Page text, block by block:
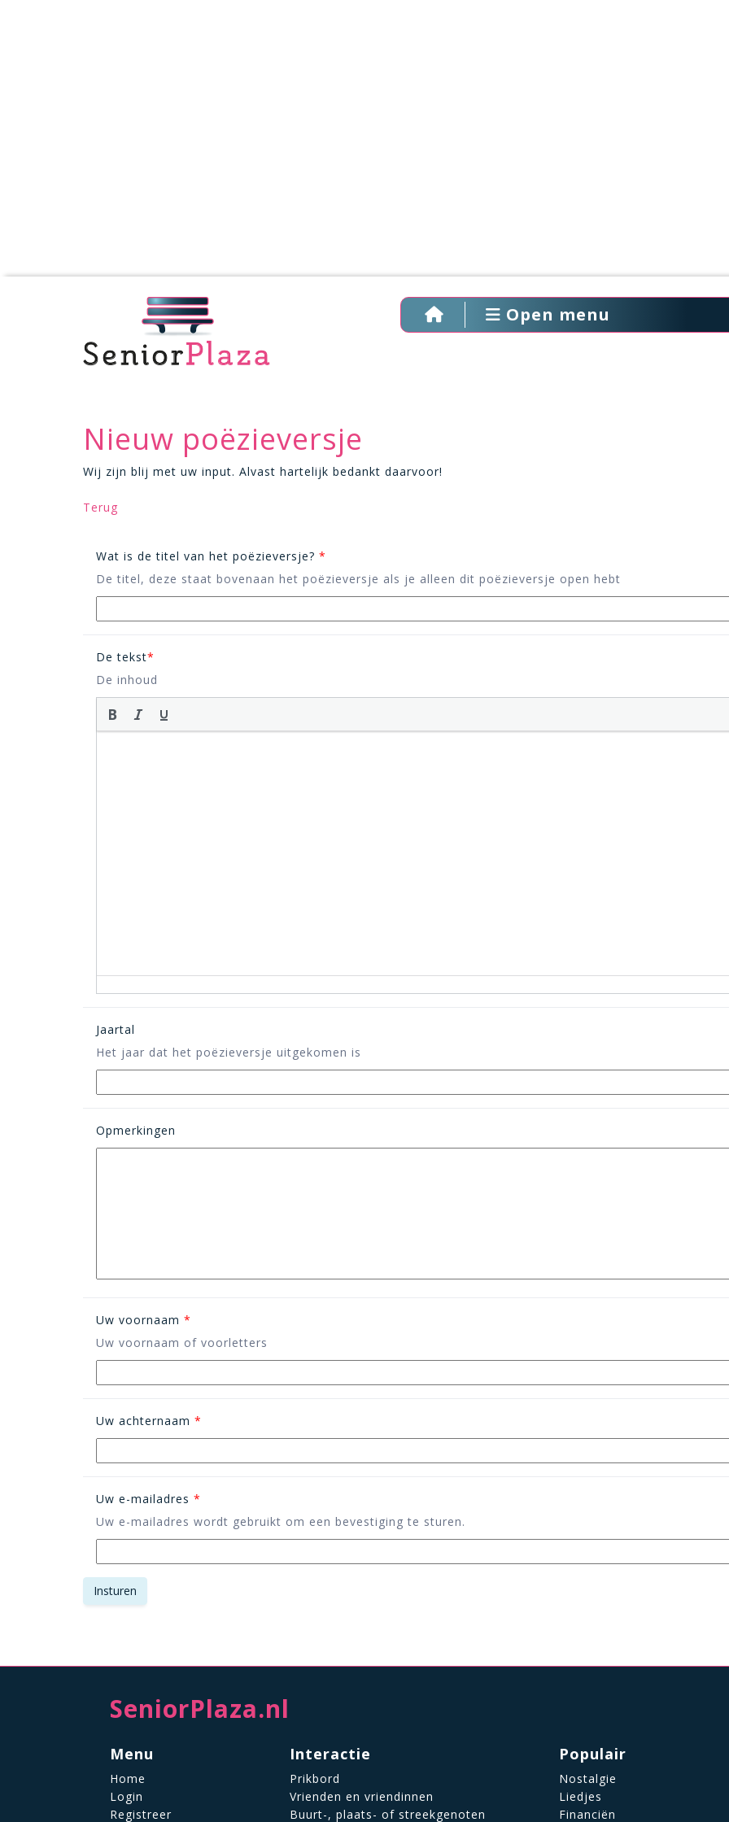
Open menu
Nieuw poëzieversje
Wij zijn blij met uw input. Alvast hartelijk bedankt daarvoor!
Terug
Wat is de titel van het poëzieversje? *
De titel, deze staat bovenaan het poëzieversje als je alleen dit poëzieversje open hebt
De tekst*
De inhoud
Jaartal
Het jaar dat het poëzieversje uitgekomen is
Opmerkingen
Uw voornaam *
Uw voornaam of voorletters
Uw achternaam *
Uw e-mailadres *
Uw e-mailadres wordt gebruikt om een bevestiging te sturen.
SeniorPlaza.nl
Menu
Home
Login
Registreer
Interactie
Prikbord
Vrienden en vriendinnen
Buurt-, plaats- of streekgenoten
Populair
Nostalgie
Liedjes
Financiën